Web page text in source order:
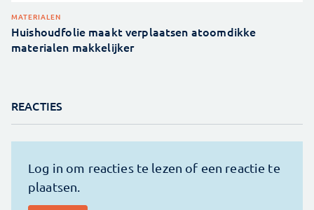
MATERIALEN
Huishoudfolie maakt verplaatsen atoomdikke
materialen makkelijker
REACTIES